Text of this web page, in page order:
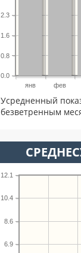
янв фев
0.0
0.8
1.6
2.3
Усредненный
безветренным
6.9
8.6
10.4
12.1